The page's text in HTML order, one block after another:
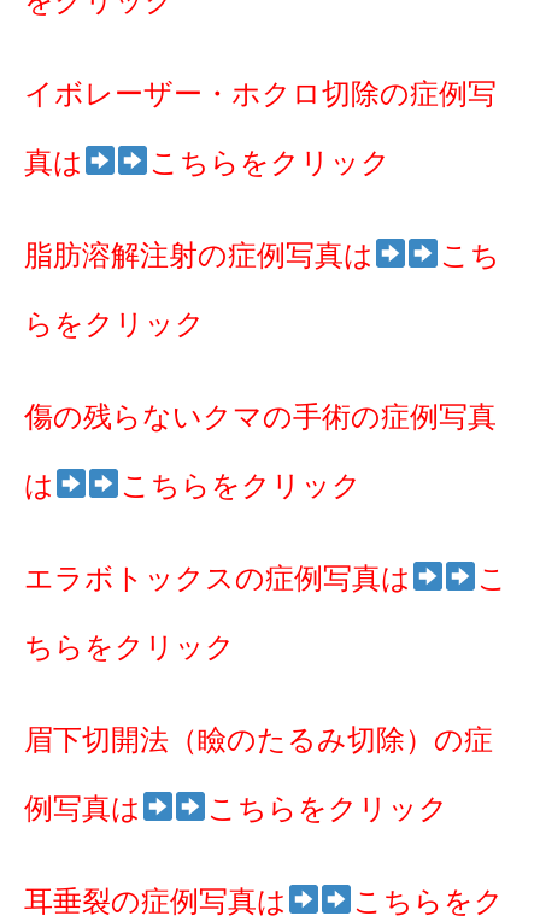
イボレーザー・ホクロ切除の症例写
真は こちらをクリック
脂肪溶解注射の症例写真は こち
らをクリック
傷の残らないクマの手術の症例写真
は こちらをクリック
エラボトックスの症例写真は こ
ちらをクリック
眉下切開法（瞼のたるみ切除）の症
例写真は こちらをクリック
耳垂裂の症例写真は こちらをク